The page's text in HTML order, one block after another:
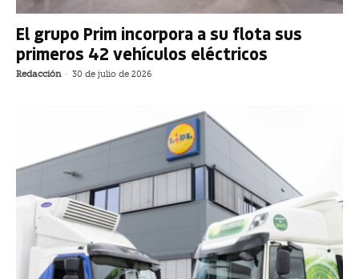
El grupo Prim incorpora a su flota sus
primeros 42 vehículos eléctricos
Redacción - 30 de julio de 2026